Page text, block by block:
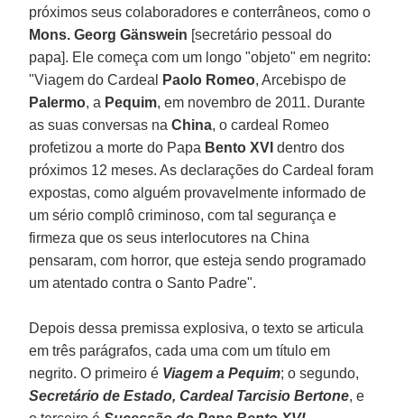
próximos seus colaboradores e conterrâneos, como o
Mons. Georg Gänswein [secretário pessoal do
papa]. Ele começa com um longo "objeto" em negrito:
"Viagem do Cardeal
Paolo Romeo, Arcebispo de
Palermo, a Pequim, em novembro de 2011. Durante
as suas conversas naChina, o cardeal Romeo
profetizou a morte do Papa Bento XVIdentro dos
próximos 12 meses. As declarações do Cardeal foram
expostas, como alguém provavelmente informado de
um sério complô criminoso, com tal segurança e
firmeza que os seus interlocutores na China
pensaram, com horror, que esteja sendo programado
um atentado contra o Santo Padre".
Depois dessa premissa explosiva, o texto se articula
em três parágrafos, cada uma com um título em
negrito. O primeiro é Viagem a Pequim; o segundo,
Secretário de Estado, Cardeal Tarcisio Bertone, e